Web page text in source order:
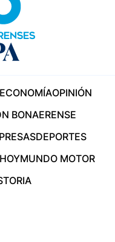
ECONOMÍAOPINIÓN
BONAERENSE
DEPORTES
MUNDO MOTOR